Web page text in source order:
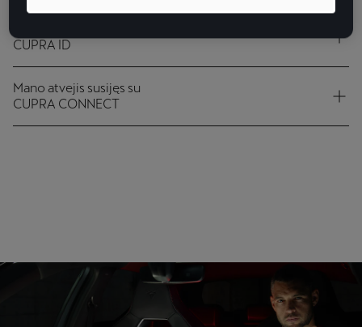
CUPRA ID
Mano atvejis susijęs su
CUPRA CONNECT